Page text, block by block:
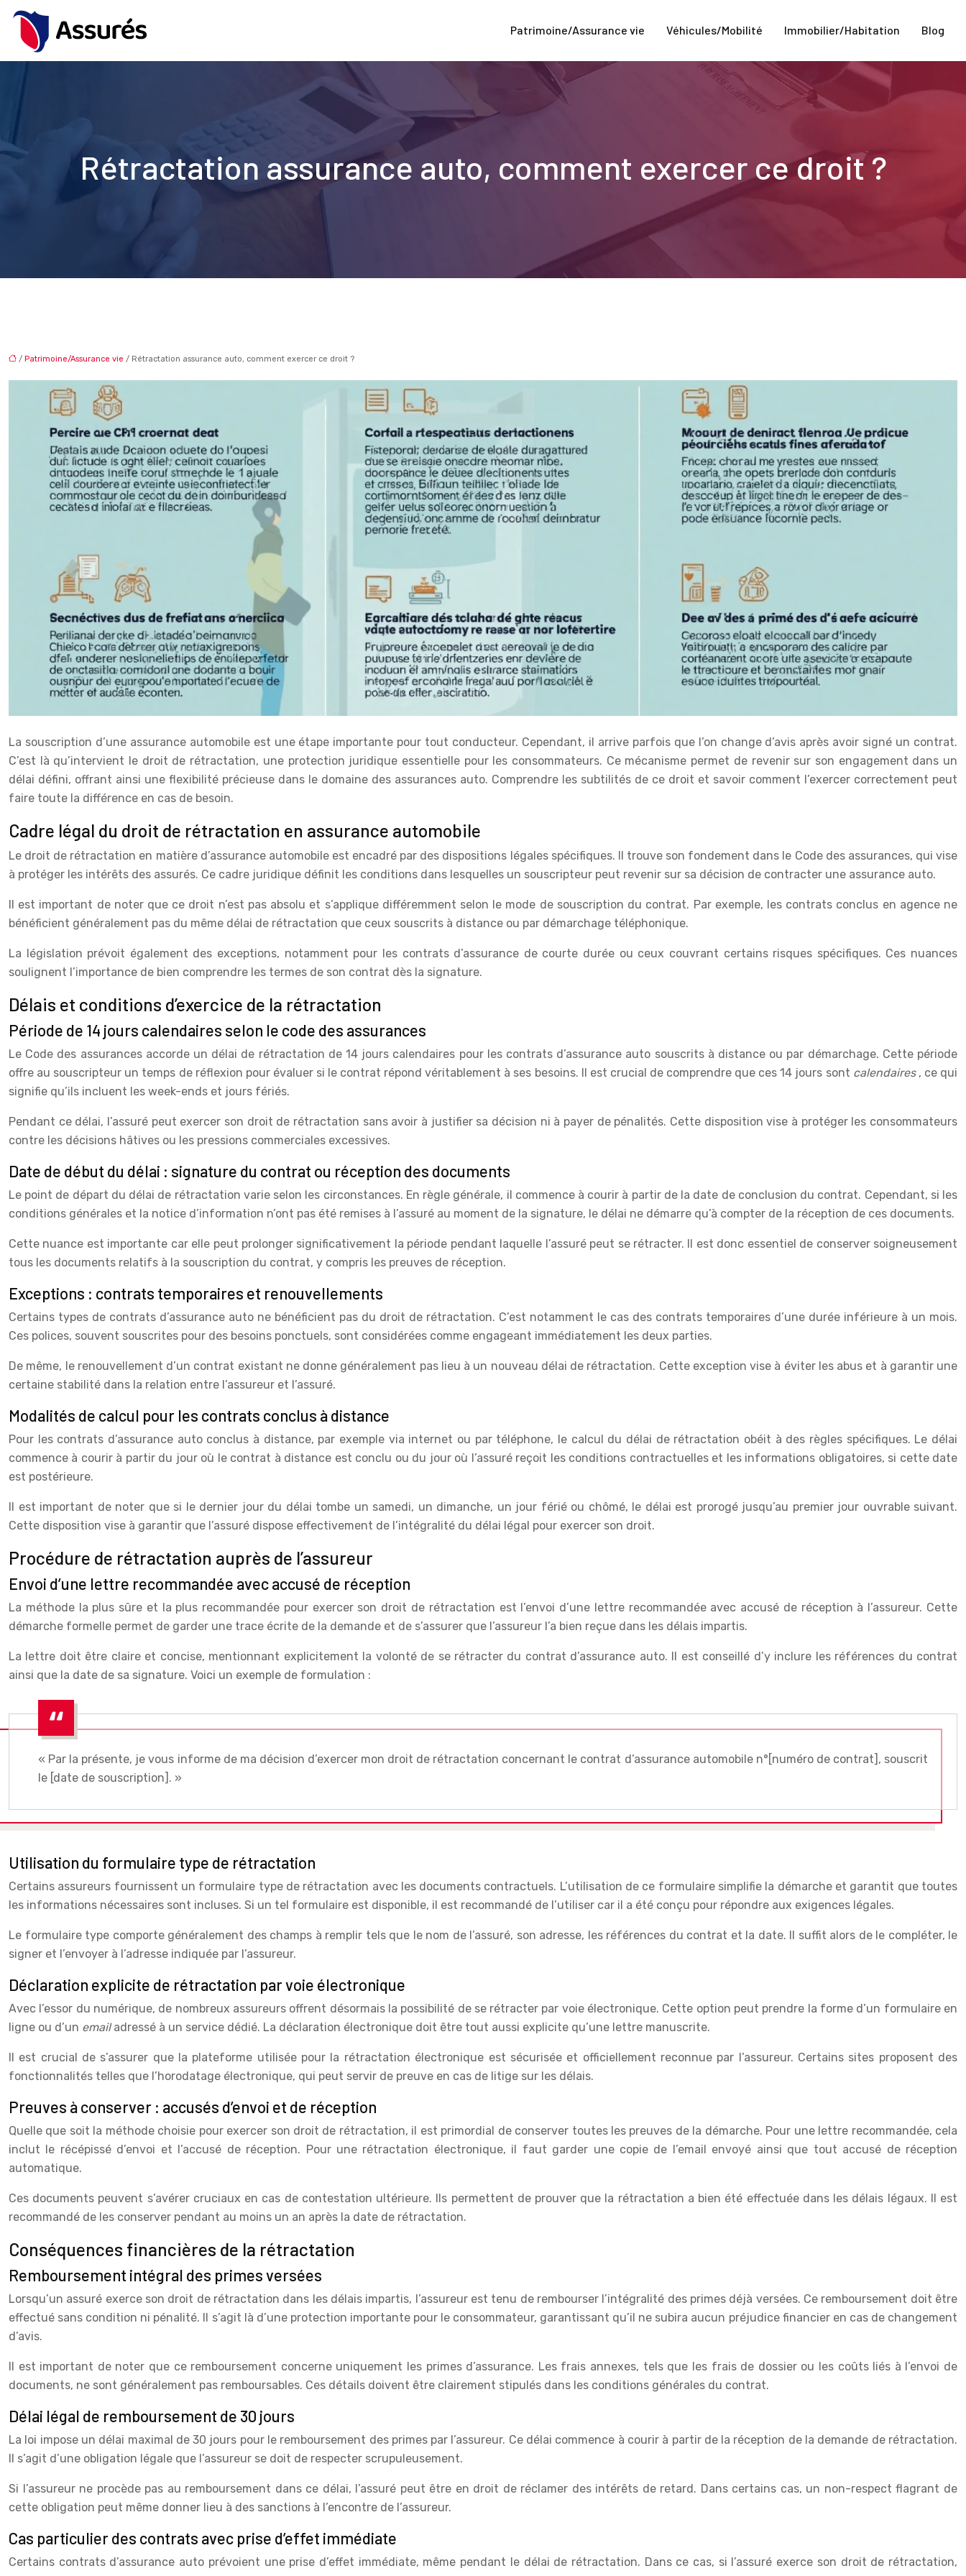
Patrimoine/Assurance vie Véhicules/Mobilité Immobilier/Habitation Blog
Rétractation assurance auto, comment exercer ce droit ?
/ Patrimoine/Assurance vie / Rétractation assurance auto, comment exercer ce droit ?
La souscription d’une assurance automobile est une étape importante pour tout conducteur. Cependant, il arrive parfois que l’on change d’avis après avoir signé un contrat.
C’est là qu’intervient le droit de rétractation, une protection juridique essentielle pour les consommateurs. Ce mécanisme permet de revenir sur son engagement dans un
délai défini, offrant ainsi une flexibilité précieuse dans le domaine des assurances auto. Comprendre les subtilités de ce droit et savoir comment l’exercer correctement peut
faire toute la différence en cas de besoin.
Cadre légal du droit de rétractation en assurance automobile
Le droit de rétractation en matière d’assurance automobile est encadré par des dispositions légales spécifiques. Il trouve son fondement dans le Code des assurances, qui vise
à protéger les intérêts des assurés. Ce cadre juridique définit les conditions dans lesquelles un souscripteur peut revenir sur sa décision de contracter une assurance auto.
Il est important de noter que ce droit n’est pas absolu et s’applique différemment selon le mode de souscription du contrat. Par exemple, les contrats conclus en agence ne
bénéficient généralement pas du même délai de rétractation que ceux souscrits à distance ou par démarchage téléphonique.
La législation prévoit également des exceptions, notamment pour les contrats d’assurance de courte durée ou ceux couvrant certains risques spécifiques. Ces nuances
soulignent l’importance de bien comprendre les termes de son contrat dès la signature.
Délais et conditions d’exercice de la rétractation
Période de 14 jours calendaires selon le code des assurances
Le Code des assurances accorde un délai de rétractation de 14 jours calendaires pour les contrats d’assurance auto souscrits à distance ou par démarchage. Cette période
offre au souscripteur un temps de réflexion pour évaluer si le contrat répond véritablement à ses besoins. Il est crucial de comprendre que ces 14 jours sont calendaires , ce qui
signifie qu’ils incluent les week-ends et jours fériés.
Pendant ce délai, l’assuré peut exercer son droit de rétractation sans avoir à justifier sa décision ni à payer de pénalités. Cette disposition vise à protéger les consommateurs
contre les décisions hâtives ou les pressions commerciales excessives.
Date de début du délai : signature du contrat ou réception des documents
Le point de départ du délai de rétractation varie selon les circonstances. En règle générale, il commence à courir à partir de la date de conclusion du contrat. Cependant, si les
conditions générales et la notice d’information n’ont pas été remises à l’assuré au moment de la signature, le délai ne démarre qu’à compter de la réception de ces documents.
Cette nuance est importante car elle peut prolonger significativement la période pendant laquelle l’assuré peut se rétracter. Il est donc essentiel de conserver soigneusement
tous les documents relatifs à la souscription du contrat, y compris les preuves de réception.
Exceptions : contrats temporaires et renouvellements
Certains types de contrats d’assurance auto ne bénéficient pas du droit de rétractation. C’est notamment le cas des contrats temporaires d’une durée inférieure à un mois.
Ces polices, souvent souscrites pour des besoins ponctuels, sont considérées comme engageant immédiatement les deux parties.
De même, le renouvellement d’un contrat existant ne donne généralement pas lieu à un nouveau délai de rétractation. Cette exception vise à éviter les abus et à garantir une
certaine stabilité dans la relation entre l’assureur et l’assuré.
Modalités de calcul pour les contrats conclus à distance
Pour les contrats d’assurance auto conclus à distance, par exemple via internet ou par téléphone, le calcul du délai de rétractation obéit à des règles spécifiques. Le délai
commence à courir à partir du jour où le contrat à distance est conclu ou du jour où l’assuré reçoit les conditions contractuelles et les informations obligatoires, si cette date
est postérieure.
Il est important de noter que si le dernier jour du délai tombe un samedi, un dimanche, un jour férié ou chômé, le délai est prorogé jusqu’au premier jour ouvrable suivant.
Cette disposition vise à garantir que l’assuré dispose effectivement de l’intégralité du délai légal pour exercer son droit.
Procédure de rétractation auprès de l’assureur
Envoi d’une lettre recommandée avec accusé de réception
La méthode la plus sûre et la plus recommandée pour exercer son droit de rétractation est l’envoi d’une lettre recommandée avec accusé de réception à l’assureur. Cette
démarche formelle permet de garder une trace écrite de la demande et de s’assurer que l’assureur l’a bien reçue dans les délais impartis.
La lettre doit être claire et concise, mentionnant explicitement la volonté de se rétracter du contrat d’assurance auto. Il est conseillé d’y inclure les références du contrat
ainsi que la date de sa signature. Voici un exemple de formulation :
« Par la présente, je vous informe de ma décision d’exercer mon droit de rétractation concernant le contrat d’assurance automobile n°[numéro de contrat], souscrit
le [date de souscription]. »
Utilisation du formulaire type de rétractation
Certains assureurs fournissent un formulaire type de rétractation avec les documents contractuels. L’utilisation de ce formulaire simplifie la démarche et garantit que toutes
les informations nécessaires sont incluses. Si un tel formulaire est disponible, il est recommandé de l’utiliser car il a été conçu pour répondre aux exigences légales.
Le formulaire type comporte généralement des champs à remplir tels que le nom de l’assuré, son adresse, les références du contrat et la date. Il suffit alors de le compléter, le
signer et l’envoyer à l’adresse indiquée par l’assureur.
Déclaration explicite de rétractation par voie électronique
Avec l’essor du numérique, de nombreux assureurs offrent désormais la possibilité de se rétracter par voie électronique. Cette option peut prendre la forme d’un formulaire en
ligne ou d’un emailadressé à un service dédié. La déclaration électronique doit être tout aussi explicite qu’une lettre manuscrite.
Il est crucial de s’assurer que la plateforme utilisée pour la rétractation électronique est sécurisée et officiellement reconnue par l’assureur. Certains sites proposent des
fonctionnalités telles que l’horodatage électronique, qui peut servir de preuve en cas de litige sur les délais.
Preuves à conserver : accusés d’envoi et de réception
Quelle que soit la méthode choisie pour exercer son droit de rétractation, il est primordial de conserver toutes les preuves de la démarche. Pour une lettre recommandée, cela
inclut le récépissé d’envoi et l’accusé de réception. Pour une rétractation électronique, il faut garder une copie de l’email envoyé ainsi que tout accusé de réception
automatique.
Ces documents peuvent s’avérer cruciaux en cas de contestation ultérieure. Ils permettent de prouver que la rétractation a bien été effectuée dans les délais légaux. Il est
recommandé de les conserver pendant au moins un an après la date de rétractation.
Conséquences financières de la rétractation
Remboursement intégral des primes versées
Lorsqu’un assuré exerce son droit de rétractation dans les délais impartis, l’assureur est tenu de rembourser l’intégralité des primes déjà versées. Ce remboursement doit être
effectué sans condition ni pénalité. Il s’agit là d’une protection importante pour le consommateur, garantissant qu’il ne subira aucun préjudice financier en cas de changement
d’avis.
Il est important de noter que ce remboursement concerne uniquement les primes d’assurance. Les frais annexes, tels que les frais de dossier ou les coûts liés à l’envoi de
documents, ne sont généralement pas remboursables. Ces détails doivent être clairement stipulés dans les conditions générales du contrat.
Délai légal de remboursement de 30 jours
La loi impose un délai maximal de 30 jours pour le remboursement des primes par l’assureur. Ce délai commence à courir à partir de la réception de la demande de rétractation.
Il s’agit d’une obligation légale que l’assureur se doit de respecter scrupuleusement.
Si l’assureur ne procède pas au remboursement dans ce délai, l’assuré peut être en droit de réclamer des intérêts de retard. Dans certains cas, un non-respect flagrant de
cette obligation peut même donner lieu à des sanctions à l’encontre de l’assureur.
Cas particulier des contrats avec prise d’effet immédiate
Certains contrats d’assurance auto prévoient une prise d’effet immédiate, même pendant le délai de rétractation. Dans ce cas, si l’assuré exerce son droit de rétractation,